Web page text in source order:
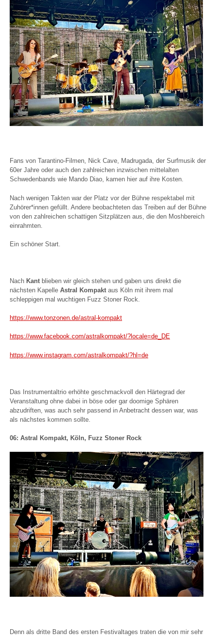
Fans von Tarantino-Filmen, Nick Cave, Madrugada, der Surfmusik der
60er Jahre oder auch den zahlreichen inzwischen mittelalten
Schwedenbands wie Mando Diao, kamen hier auf ihre Kosten.
Nach wenigen Takten war der Platz vor der Bühne respektabel mit
Zuhörer*innen gefüllt. Andere beobachteten das Treiben auf der Bühne
von den zahlreichen schattigen Sitzplätzen aus, die den Moshbereich
einrahmten.
Ein schöner Start.
Nach Kant blieben wir gleich stehen und gaben uns direkt die
nächsten Kapelle Astral Kompakt aus Köln mit ihrem mal
schleppigen mal wuchtigen Fuzz Stoner Rock.
https://www.tonzonen.de/astral-kompakt
https://www.facebook.com/astralkompakt/?locale=de_DE
https://www.instagram.com/astralkompakt/?hl=de
Das Instrumentaltrio erhöhte geschmackvoll den Härtegrad der
Veranstaltung ohne dabei in böse oder gar doomige Sphären
abzudriften, was auch sehr passend in Anbetracht dessen war, was
als nächstes kommen sollte.
06: Astral Kompakt, Köln, Fuzz Stoner Rock
Denn als dritte Band des ersten Festivaltages traten die von mir sehr